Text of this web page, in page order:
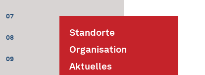
07
08
09
Standorte
Organisation
Aktuelles